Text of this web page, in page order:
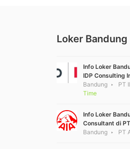
Loker Bandung
Info Loker
IDP Consulting
Bandung
PT
Time
Info Loker
Consultant di
Bandung
PT